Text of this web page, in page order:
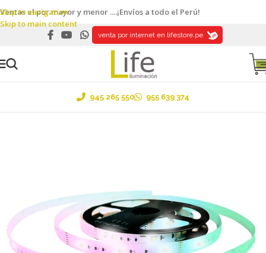
Skip to navigation
Skip to main content
Ventas al por mayor y menor ....¡Envíos a todo el Perú!
venta por internet en lifestore.pe
945 265 550 955 639 374